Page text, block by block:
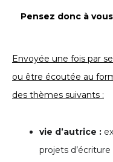
Pensez donc à
Envoyée une fois par
ou être écoutée au
des thèmes suivants :
vie d’autrice :
projets